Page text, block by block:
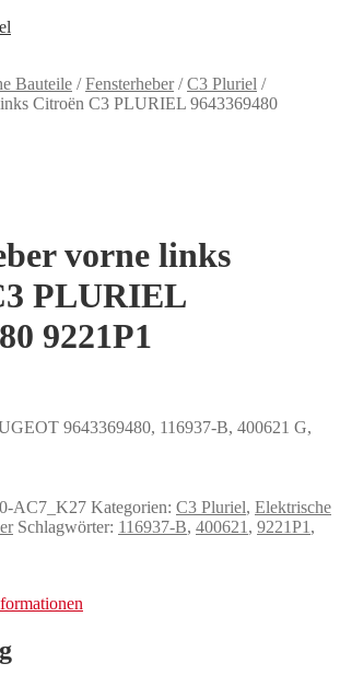
Bauteile /Fensterheber/C3 Pluriel /
Citroën C3 PLURIEL 9643369480
vorne links
PLURIEL
9221P1
9643369480, 116937-B, 400621 G,
AC7_K27 Kategorien: C3 Pluriel, Elektrische
Schlagwörter: 116937-B, 400621 , 9221P1 ,